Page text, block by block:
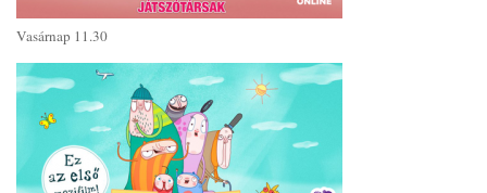
Vasárnap 11.30